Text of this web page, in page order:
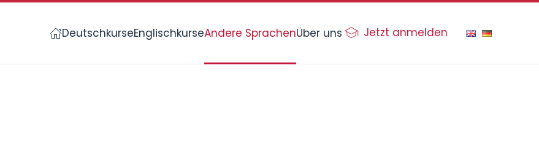
DeutschkurseEnglischkurseAndere SprachenÜber uns Jetzt anmelden